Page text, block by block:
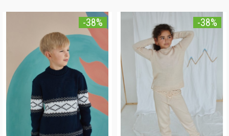
-38% -38%